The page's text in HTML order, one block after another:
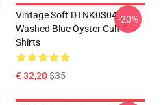
Vintage Soft DTNK0304
Washed Blue Öyster Cult T-
Shirts
€ 32,20$35
-20%